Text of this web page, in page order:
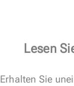
Lesen
Erhalten Sie